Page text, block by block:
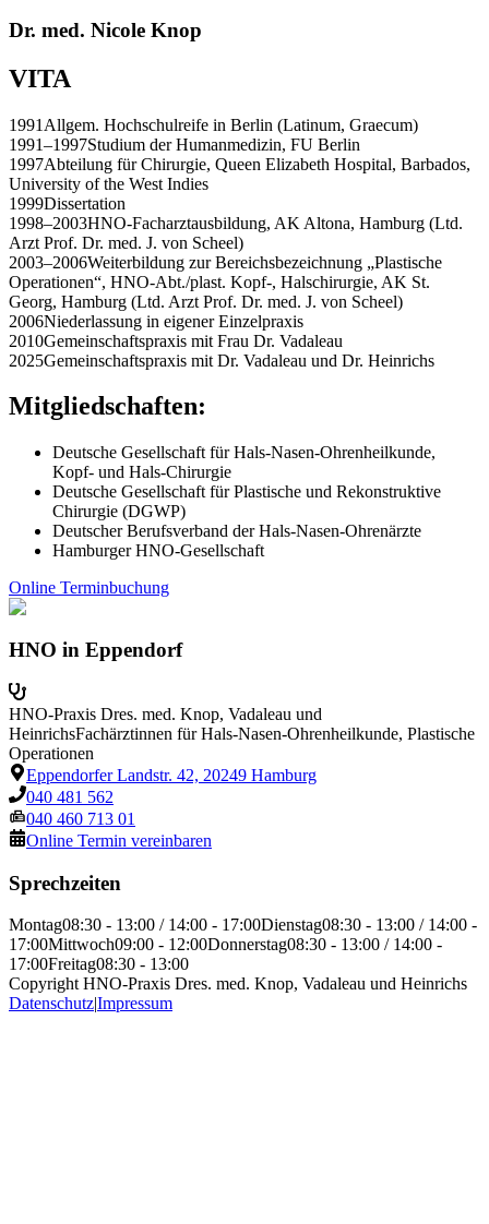
Dr. med. Nicole Knop
VITA
1991 Allgem. Hochschulreife in Berlin (Latinum, Graecum)
1991–1997Studium der Humanmedizin, FU Berlin
1997Abteilung für Chirurgie, Queen Elizabeth Hospital, Barbados,
University of the West Indies
1999Dissertation
1998–2003HNO-Facharztausbildung, AK Altona, Hamburg (Ltd.
Arzt Prof. Dr. med. J. von Scheel)
2003–2006Weiterbildung zur Bereichsbezeichnung „Plastische
Operationen“, HNO-Abt./plast. Kopf-, Halschirurgie, AK St.
Georg, Hamburg (Ltd. Arzt Prof. Dr. med. J. von Scheel)
2006Niederlassung in eigener Einzelpraxis
2010Gemeinschaftspraxis mit Frau Dr. Vadaleau
2025Gemeinschaftspraxis mit Dr. Vadaleau und Dr. Heinrichs
Mitgliedschaften:
Deutsche Gesellschaft für Hals-Nasen-Ohrenheilkunde,
Kopf- und Hals-Chirurgie
Deutsche Gesellschaft für Plastische und Rekonstruktive
Chirurgie (DGWP)
Deutscher Berufsverband der Hals-Nasen-Ohrenärzte
Hamburger HNO-Gesellschaft
Online Terminbuchung
HNO in Eppendorf
HNO-Praxis Dres. med. Knop, Vadaleau und
HeinrichsFachärztinnen für Hals-Nasen-Ohrenheilkunde, Plastische
Operationen
Eppendorfer Landstr. 42, 20249 Hamburg
040 481 562
040 460 713 01
Online Termin vereinbaren
Sprechzeiten
Montag08:30 - 13:00 / 14:00 - 17:00Dienstag08:30 - 13:00 / 14:00 -
17:00Mittwoch09:00 - 12:00Donnerstag08:30 - 13:00 / 14:00 -
17:00Freitag08:30 - 13:00
Copyright HNO-Praxis Dres. med. Knop, Vadaleau und Heinrichs
Datenschutz|Impressum